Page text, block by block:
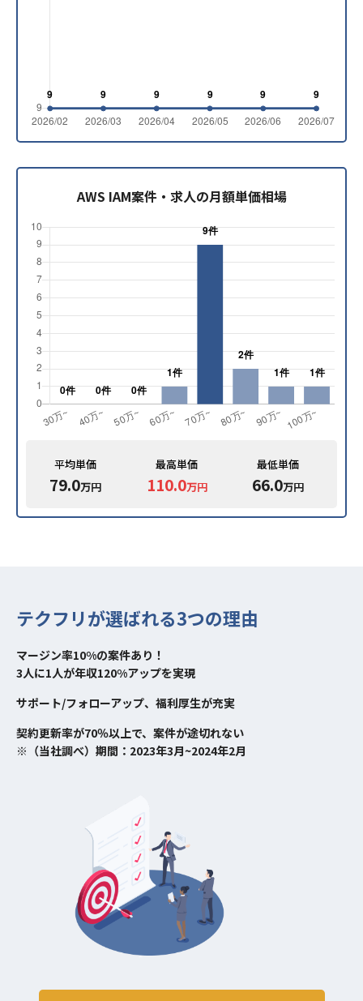
AWS IAM案件・求人の月額単価相場
平均単価
79.0万円
最高単価
110.0万円
最低単価
66.0万円
テクフリが選ばれる3つの理由
マージン率10%の案件あり！
3人に1人が年収120%アップを実現
サポート/フォローアップ、福利厚生が充実
契約更新率が70％以上で、案件が途切れない
※（当社調べ）期間：2023年3月~2024年2月